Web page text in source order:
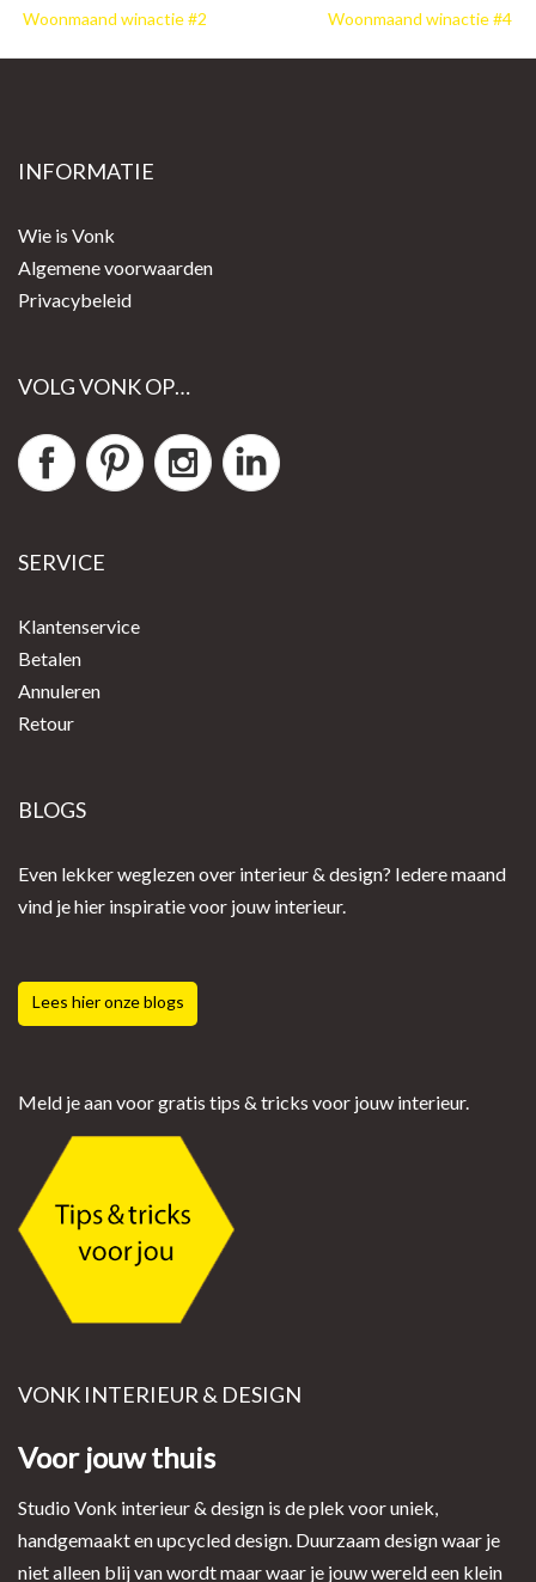
Bericht
navigatie
Woonmaand winactie #2 Woonmaand winactie #4
INFORMATIE
Wie is Vonk
Algemene voorwaarden
Privacybeleid
VOLG VONK OP…
SERVICE
Klantenservice
Betalen
Annuleren
Retour
BLOGS
Even lekker weglezen over interieur & design? Iedere maand
vind je hier inspiratie voor jouw interieur.
Lees hier onze blogs
Meld je aan voor gratis tips & tricks voor jouw interieur.
VONK INTERIEUR & DESIGN
Voor jouw thuis
Studio Vonk interieur & design is de plek voor uniek,
handgemaakt en upcycled design. Duurzaam design waar je
niet alleen blij van wordt maar waar je jouw wereld een klein